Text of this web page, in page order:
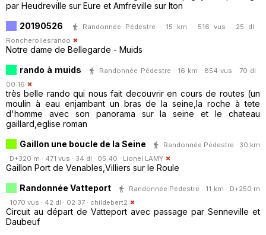
par Heudreville sur Eure et Amfreville sur Iton
20190526
Randonnée Pédestre · 15 km · 516 vus · 25 dl ·
Roncherollesrando
Notre dame de Bellegarde - Muids
rando à muids
Randonnée Pédestre · 16 km · 854 vus · 70 dl ·
00:16
très belle rando qui nous fait decouvrir en cours de routes (un
moulin à eau enjambant un bras de la seine,la roche à tete
d'homme avec son panorama sur la seine et le chateau
gaillard,eglise roman
Gaillon une boucle de la Seine
Randonnée Pédestre · 30 km
· D+320 m · 471 vus · 34 dl · 05:40 · Lionel.LAMY
Gaillon Port de Venables,Villiers sur le Roule
Randonnée Vatteport
Randonnée Pédestre · 11 km · D+250 m
· 1070 vus · 42 dl · 02:37 · childebert2
Circuit au départ de Vatteport avec passage par Senneville et
Daubeuf